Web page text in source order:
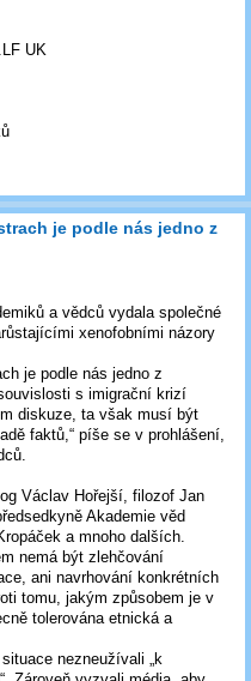
UK
je podle nás jedno z
a vědců vydala společné
xenofobními názory
je podle nás jedno z
s imigrační krizí
diskuze, ta však musí být
faktů,“ píše se v prohlášení,
Václav Hořejší, filozof Jan
Akademie věd
a mnoho dalších.
nemá být zlehčování
ani navrhování konkrétních
tomu, jakým způsobem je v
tolerována etnická a
nezneužívali „k